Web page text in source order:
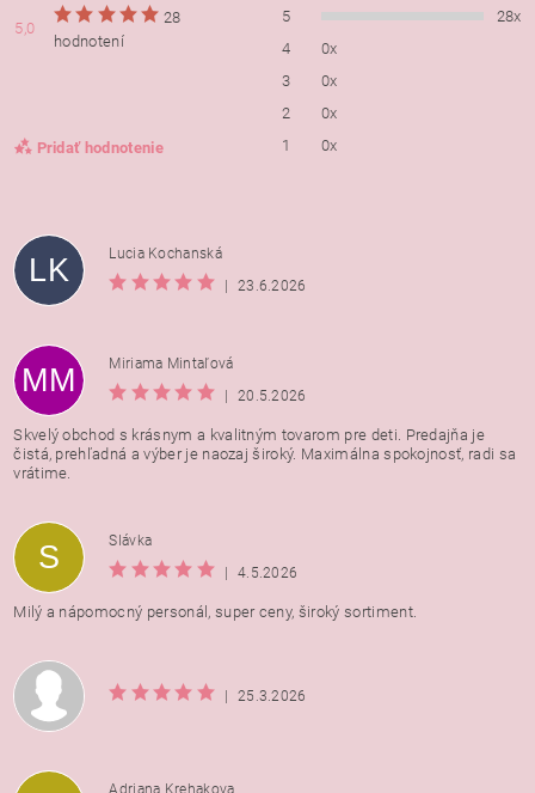
5,0
28
hodnotení
Pridať hodnotenie
5
28x
4
0x
3
0x
2
0x
1
0x
Vložením hodnotenie súhlasíte s
osobných údajov
LK
Lucia Kochanská
|
23.6.2026
MM
Miriama Mintaľová
|
20.5.2026
Skvelý obchod s krásnym a kvalitným tovarom pre deti. Predajňa je
čistá, prehľadná a výber je naozaj široký. Maximálna spokojnosť, radi sa
vrátime.
S
Slávka
|
4.5.2026
Milý a nápomocný personál, super ceny, široký sortiment.
| 25.3.2026